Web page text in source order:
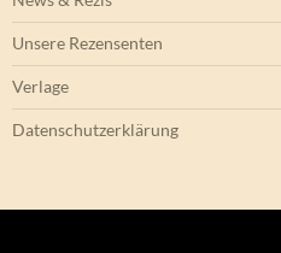
Unsere Rezensenten
Verlage
Datenschutzerklärung